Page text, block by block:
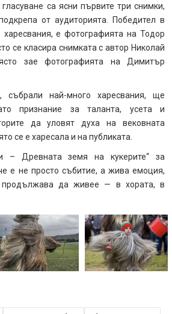
са ясни първите три снимки,
от аудиторията. Победител в
харесвания, е фотографията на Тодор
се класира снимката с автор Николай
зае фотографията на Димитър
събрали най-много харесвания, ще
признание за таланта, усета и
да уловят духа на вековната
се е харесала и на публиката.
– Древната земя на кукерите“ за
е не просто събитие, а жива емоция,
продължава да живее — в хората, в